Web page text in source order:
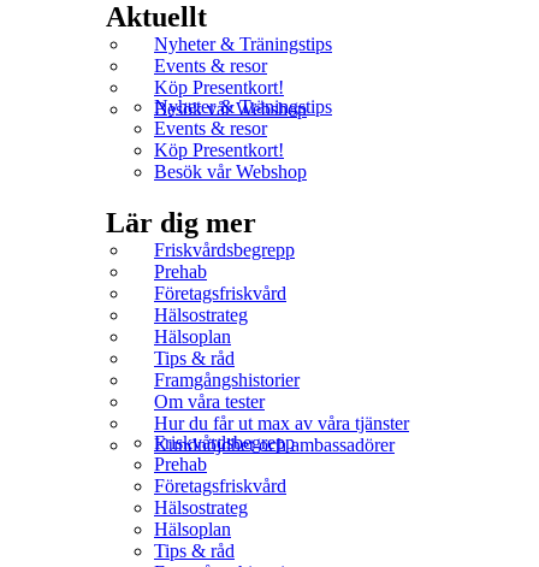
Aktuellt
Nyheter & Träningstips
Events & resor
Köp Presentkort!
Besök vår Webshop
Nyheter & Träningstips
Events & resor
Köp Presentkort!
Besök vår Webshop
Lär dig mer
Friskvårdsbegrepp
Prehab
Företagsfriskvård
Hälsostrateg
Hälsoplan
Tips & råd
Framgångshistorier
Om våra tester
Hur du får ut max av våra tjänster
Kundnöjdhet och ambassadörer
Friskvårdsbegrepp
Prehab
Företagsfriskvård
Hälsostrateg
Hälsoplan
Tips & råd